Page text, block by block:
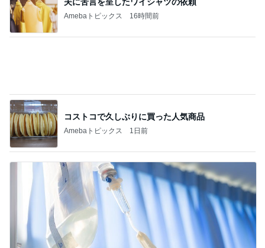
Amebaトピックス 16時間前
コストコで久しぶりに買った人気商品
Amebaトピックス 1日前